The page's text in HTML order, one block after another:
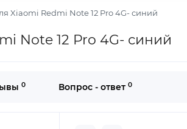
Xiaomi Redmi Note 12 Pro 4G- синий
Note 12 Pro 4G- синий
0 Вопрос - ответ 0